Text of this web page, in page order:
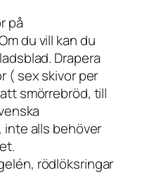
på
du vill kan du
Drapera
( sex skivor per
smörrebröd, till
inte alls behöver
rödlöksringar